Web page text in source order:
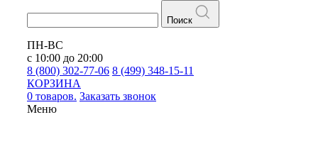
Поиск
ПН-ВС
с 10:00 до 20:00
8 (800) 302-77-06 8 (499) 348-15-11
КОРЗИНА
0 товаров. Заказать звонок
Меню